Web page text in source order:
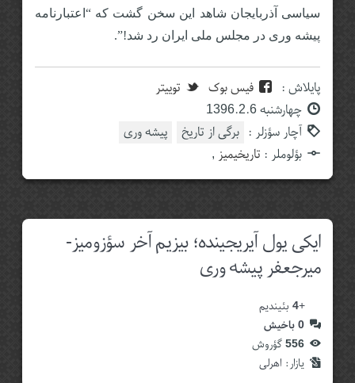
سیاسی آذربایجان شاهد این سخن گشت که “اعتبارنامه
پیشه وری در مجلس ملی ایران رد شد!”.
پایلاش : فیس بوک
توییتر
چهارشنبه 1396.2.6
آچار سؤزلر : برگی از تاریخ
پیشه وری
بؤلوملر : تاریخیمیز ,
ایکی یول آیریجینده؛ بیزیم آخر سؤزومیز-
میرجعفر پیشه وری
+
4بئیندیم
0باخیش
556گؤروش
یازار:‌ اهرلی